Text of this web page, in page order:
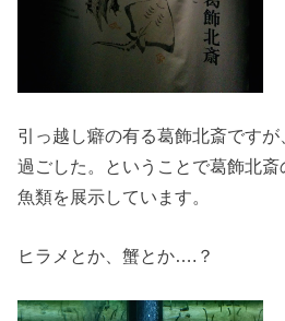
引っ越し癖の有る葛飾北斎です
過ごした。ということで葛飾北
魚類を展示しています。
ヒラメとか、蟹とか….？